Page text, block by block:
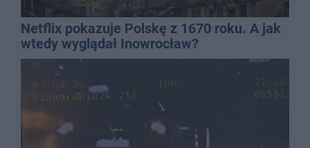
Netflix pokazuje Polskę z 1670 roku. A jak
wtedy wyglądał Inowrocław?